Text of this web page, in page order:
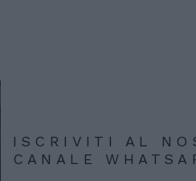
ISCRIVITI AL
CANALE